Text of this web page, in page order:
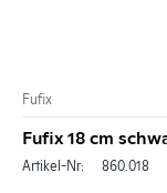
Fufix
Fufix 18 cm
Artikel-Nr: 860.018